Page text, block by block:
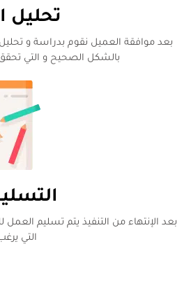
تحليل
بعد موافقة العميل نقوم بدراسة و
بالشكل الصحيح و التي
بعد الإنتهاء من التنفيذ يتم تسليم
التي